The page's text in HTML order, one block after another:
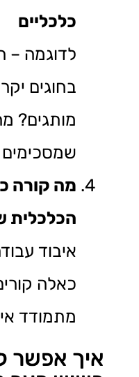
כלכליים
לדוגמה –
בחוגים
מותגים?
שמסכימים
מה קורה
הכלכלית
איבוד
כאלה
מתמודד
איך אפשר